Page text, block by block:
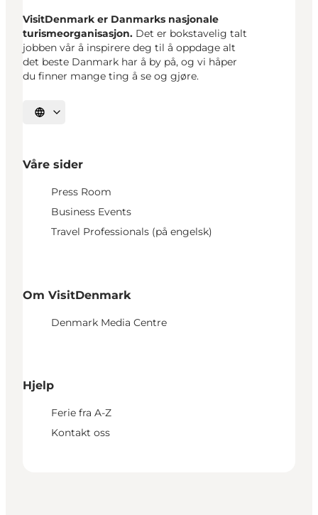
VisitDenmark er Danmarks nasjonale
turismeorganisasjon. Det er bokstavelig talt
jobben vår å inspirere deg til å oppdage alt
det beste Danmark har å by på, og vi håper
du finner mange ting å se og gjøre.
Velg språk
Våre sider
Press Room
Business Events
Travel Professionals (på engelsk)
Om VisitDenmark
Denmark Media Centre
Hjelp
Ferie fra A-Z
Kontakt oss